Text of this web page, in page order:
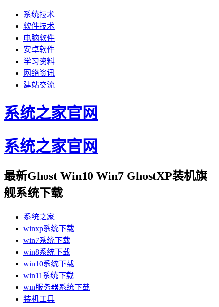
系统技术
软件技术
电脑软件
安卓软件
学习资料
网络资讯
建站交流
系统之家官网
系统之家官网
最新Ghost Win10 Win7 GhostXP装机旗
舰系统下载
系统之家
winxp系统下载
win7系统下载
win8系统下载
win10系统下载
win11系统下载
win服务器系统下载
装机工具